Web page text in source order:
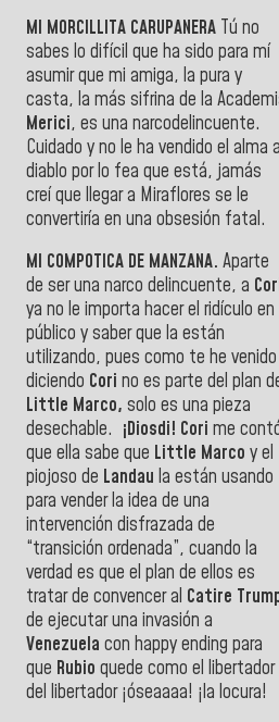
MI MORCILLITA CARUPANERA Tú no
sabes lo difícil que ha sido para mí
asumir que mi amiga, la pura y
casta, la más sifrina de la
Merici, es una narcodelincuente.
Cuidado y no le ha vendido el alma
diablo por lo fea que está, jamás
creí que llegar a Miraflores se le
convertiría en una obsesión fatal.
MI COMPOTICA DE MANZANA. Aparte
de ser una narco delincuente, a
ya no le importa hacer el ridículo en
público y saber que la están
utilizando, pues como te he venido
diciendo Cori no es parte del plan
Little Marco, solo es una pieza
desechable. ¡Diosdi! Cori me
que ella sabe que Little Marco y el
piojoso de Landau la están usando
para vender la idea de una
intervención disfrazada de
“transición ordenada”, cuando la
verdad es que el plan de ellos es
tratar de convencer al Catire
de ejecutar una invasión a
Venezuela con happy ending para
que Rubio quede como el libertador
del libertador ¡óseaaaa! ¡la locura!